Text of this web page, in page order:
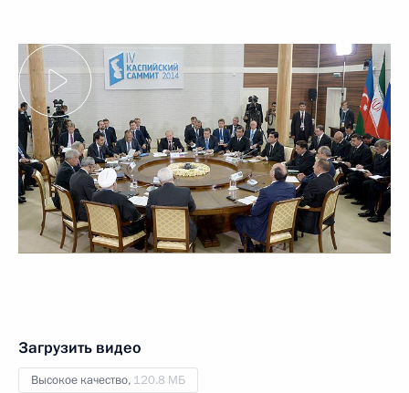
Загрузить видео
Высокое качество, 120.8 МБ